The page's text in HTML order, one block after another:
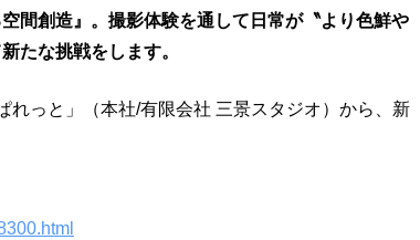
間創造』。撮影体験を通して日常が〝より色鮮や
たな挑戦をします。
っと」（本社/有限会社 三景スタジオ）から、新